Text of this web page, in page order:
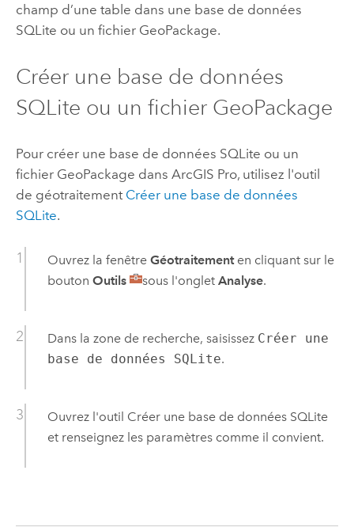
champ d’une table dans une base de données
SQLite ou un fichier GeoPackage.
Créer une base de données
SQLite ou un fichier GeoPackage
Pour créer une base de données SQLite ou un
fichier GeoPackage dans ArcGIS Pro, utilisez l'outil
de géotraitement Créer une base de données
SQLite.
Ouvrez la fenêtre Géotraitementen cliquant sur le
bouton Outils sous l'onglet Analyse.
Dans la zone de recherche, saisissez Créer une
base de données SQLite.
Ouvrez l'outil Créer une base de données SQLite
et renseignez les paramètres comme il convient.